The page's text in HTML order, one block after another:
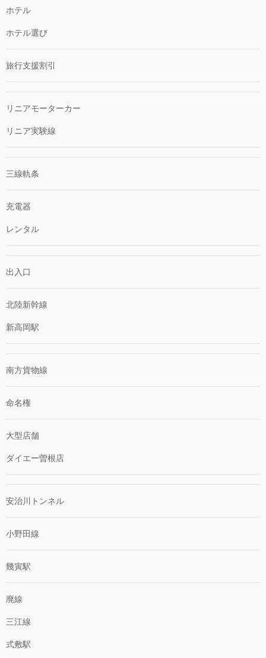
ホテル
ホテル選び
旅行支援割引
リニアモーターカー
リニア実験線
三線軌条
充電器
レンタル
出入口
北陸新幹線
新高岡駅
南方貨物線
命名権
大型店舗
ダイエー曽根店
安治川トンネル
小野田線
幾寅駅
廃線
三江線
式敷駅